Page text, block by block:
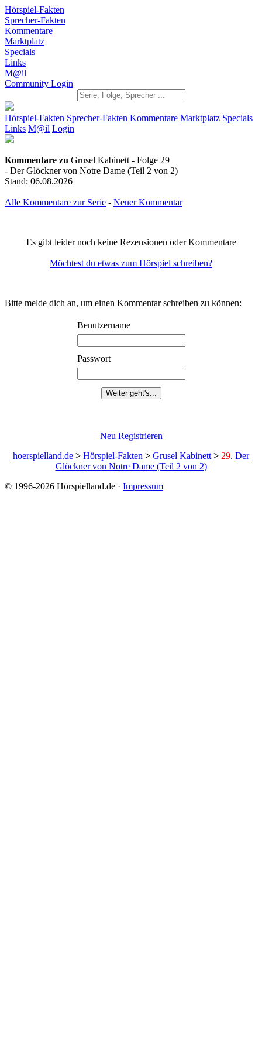
Hörspiel-Fakten
Sprecher-Fakten
Kommentare
Marktplatz
Specials
Links
M@il
Community Login
Hörspiel-Fakten Sprecher-Fakten Kommentare Marktplatz Specials
Links M@il Login
Kommentare zu Grusel Kabinett - Folge 29
- Der Glöckner von Notre Dame (Teil 2 von 2)
Stand: 06.08.2026
Alle Kommentare zur Serie - Neuer Kommentar
Es gibt leider noch keine Rezensionen oder Kommentare
Möchtest du etwas zum Hörspiel schreiben?
Bitte melde dich an, um einen Kommentar schreiben zu können:
Benutzername
Passwort
Neu Registrieren
hoerspielland.de > Hörspiel-Fakten > Grusel Kabinett > 29. Der
Glöckner von Notre Dame (Teil 2 von 2)
© 1996-2026 Hörspielland.de · Impressum